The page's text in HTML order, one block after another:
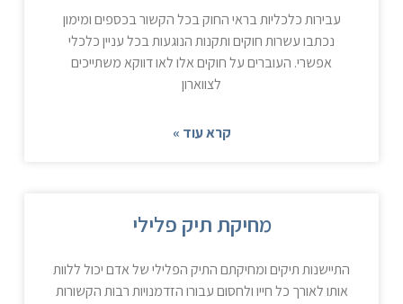
עבירות כלכליות בראי החוק בכל הקשור בכספים ומימון
נכתבו עשרות חוקים ותקנות הנוגעות בכל עניין כלכלי
אפשרי. העוברים על חוקים אלו לאו דווקא משתייכים
לצווארון
קרא עוד »
מחיקת תיק פלילי
התיישנות תיקים ומחיקתם התיק הפלילי של אדם יכול ללוות
אותו לאורך כל חייו ולחסום עבורו הזדמנויות רבות הקשורות